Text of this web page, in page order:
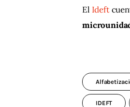
El Ideft
IDEFT